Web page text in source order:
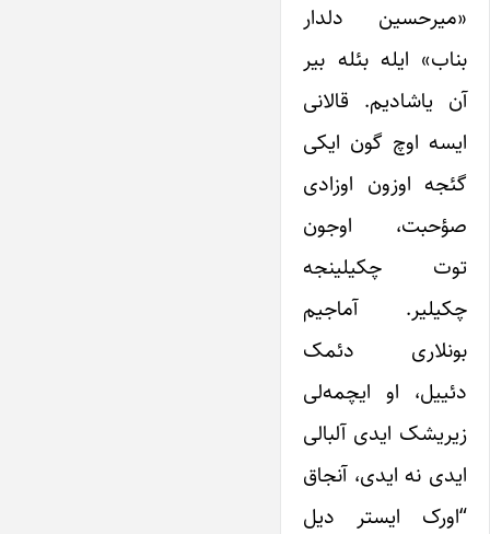
«میرحسین دلدار
بناب» ایله بئله بیر
آن یاشادیم. قالانی
ایسه اوچ گون ایکی
گئجه اوزون اوزادی
صؤحبت، اوجون
توت چکیلینجه
چکیلیر. آماجیم
بونلاری دئمک
دئییل، او ایچمه‌لی
زیریشک ایدی آلبالی
ایدی نه ایدی، آنجاق
“اورک ایستر دیل